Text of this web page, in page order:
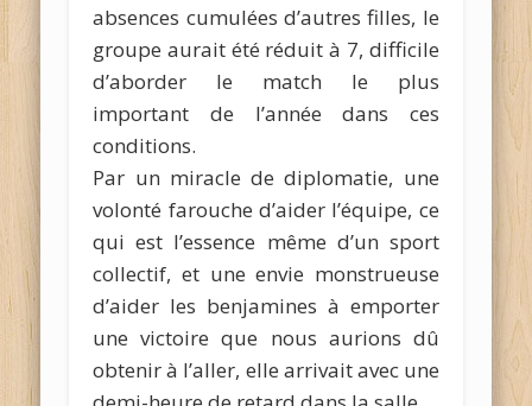
absences cumulées d’autres filles, le
groupe aurait été réduit à 7, difficile
d’aborder le match le plus
important de l’année dans ces
conditions.
Par un miracle de diplomatie, une
volonté farouche d’aider l’équipe, ce
qui est l’essence même d’un sport
collectif, et une envie monstrueuse
d’aider les benjamines à emporter
une victoire que nous aurions dû
obtenir à l’aller, elle arrivait avec une